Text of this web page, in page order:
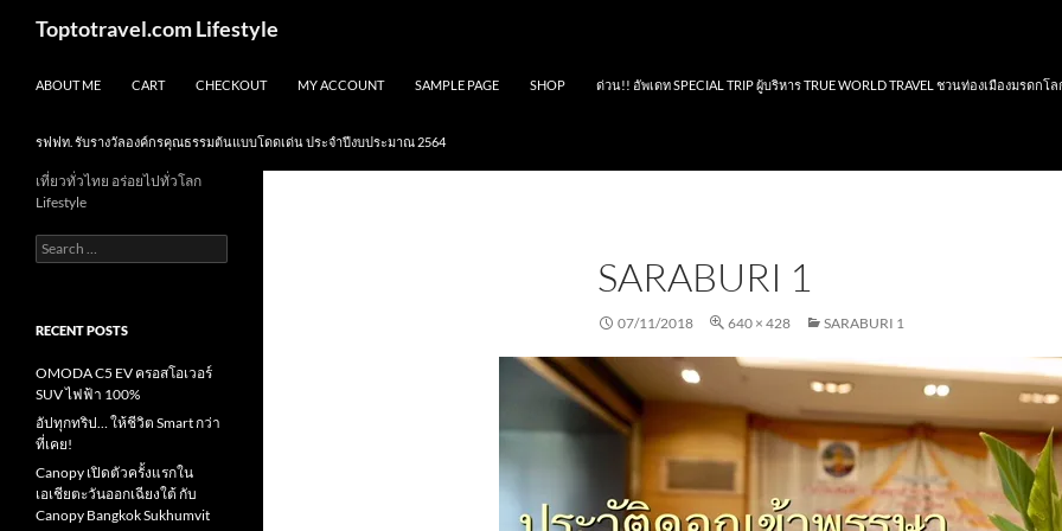
Toptotravel.com Lifestyle
ABOUT ME CART CHECKOUT MY ACCOUNT SAMPLE PAGE SHOP ด่วน!! อัพเดท SPECIAL TRIP ผู้บริหาร TRUE WORLD TRAVEL ชวนท่องเมืองมรดกโล
รฟฟท. รับรางวัลองค์กรคุณธรรมต้นแบบโดดเด่น ประจำปีงบประมาณ 2564
SARABURI 1
07/11/2018 640 × 428 SARABURI 1
เที่ยวทั่วไทย อร่อยไปทั่วโลก
Lifestyle
Search
for:
RECENT POSTS
OMODA C5 EV ครอสโอเวอร์
SUV ไฟฟ้า 100%
อัปทุกทริป… ให้ชีวิต Smart กว่า
ที่เคย!
Canopy เปิดตัวครั้งแรกใน
เอเชียตะวันออกเฉียงใต้ กับ
Canopy Bangkok Sukhumvit